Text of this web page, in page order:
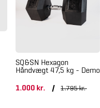
SQ&SN Hexagon
Håndvægt 47,5 kg - Demo
1.000 kr.
/ 1.795 kr.